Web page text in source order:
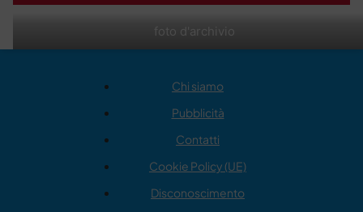
foto d'archivio
Chi siamo
Pubblicità
Contatti
Cookie Policy (UE)
Disconoscimento